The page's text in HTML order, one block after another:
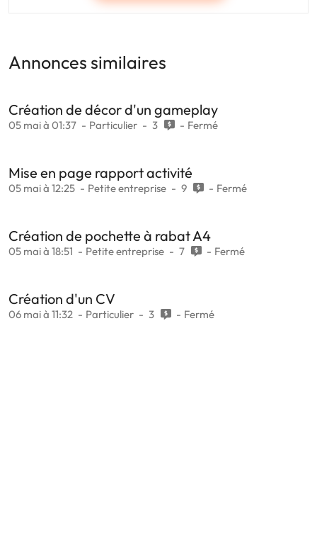
Annonces similaires
Création de décor d'un gameplay
05 mai à 01:37 Particulier 3 Fermé
Mise en page rapport activité
05 mai à 12:25 Petite entreprise 9 Fermé
Création de pochette à rabat A4
05 mai à 18:51 Petite entreprise 7 Fermé
Création d'un CV
06 mai à 11:32 Particulier 3 Fermé